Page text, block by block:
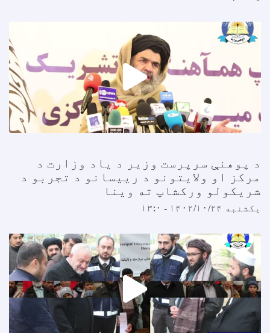
د پوهنې سرپرست وزیر د یاد وزارت د
مرکز او ولایتونو د رییسانو د تجربو د
شریکولو ورکشاپ ته وینا
یکشنبه ۱۴۰۲/۱۰/۲۴ - ۱۳:۰